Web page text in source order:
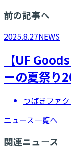
前の記事へ
2025.8.27NEWS
【UF
ーの夏祭り
つばきファ
ニュース一覧へ
関連ニュース